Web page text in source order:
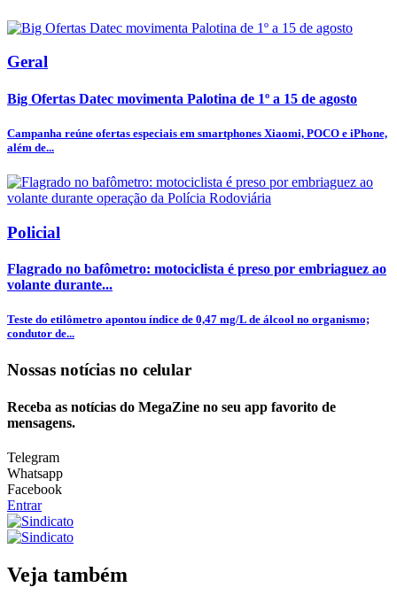
Geral
Big Ofertas Datec movimenta Palotina de 1º a 15 de agosto
Campanha reúne ofertas especiais em smartphones Xiaomi, POCO e iPhone,
além de...
Policial
Flagrado no bafômetro: motociclista é preso por embriaguez ao
volante durante...
Teste do etilômetro apontou índice de 0,47 mg/L de álcool no organismo;
condutor de...
Nossas notícias no celular
Receba as notícias do MegaZine no seu app favorito de
mensagens.
Telegram
Whatsapp
Facebook
Entrar
Veja também